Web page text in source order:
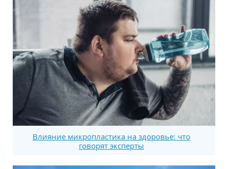
Влияние микропластика на здоровье: что
говорят эксперты